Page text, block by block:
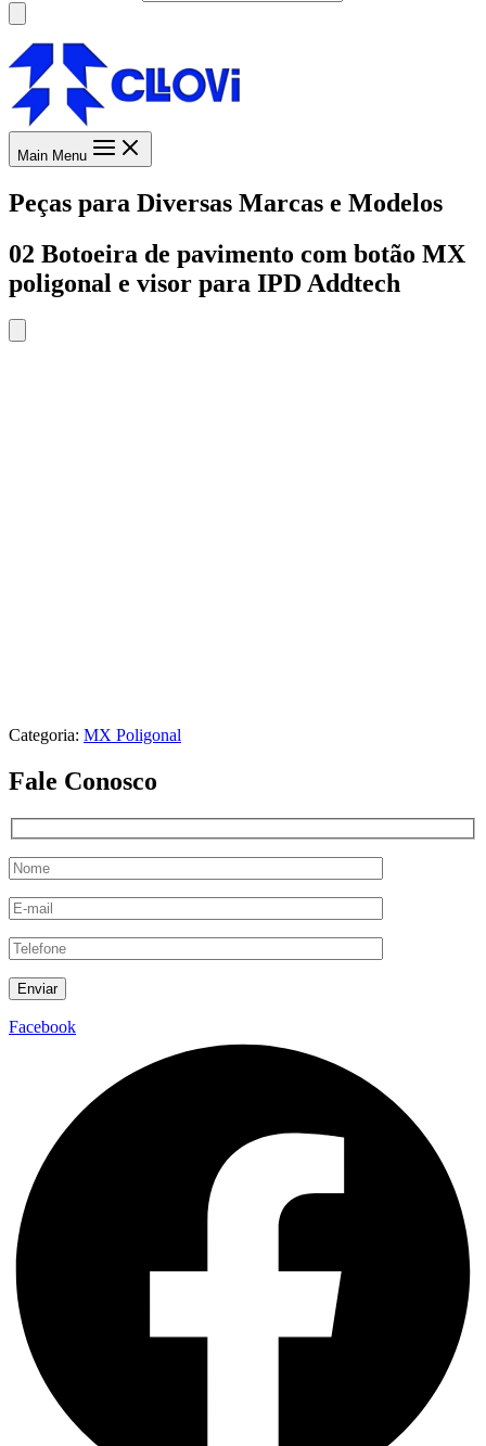
Main Menu
Peças para Diversas Marcas e Modelos
02 Botoeira de pavimento com botão MX
poligonal e visor para IPD Addtech
Categoria: MX Poligonal
Fale Conosco
Facebook